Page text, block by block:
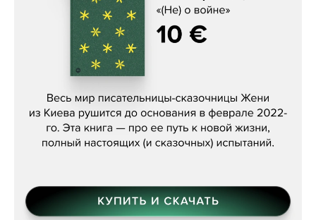
Женя Бережная, «(Не) о войне»